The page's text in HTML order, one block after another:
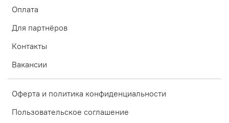
Оплата
Для партнёров
Контакты
Вакансии
Оферта и политика конфиденциальности
Пользовательское соглашение